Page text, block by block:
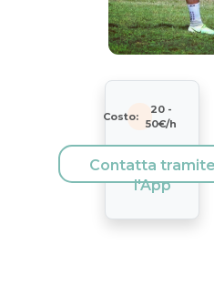
Costo:
20 -
50€/h
Contatta
l'App